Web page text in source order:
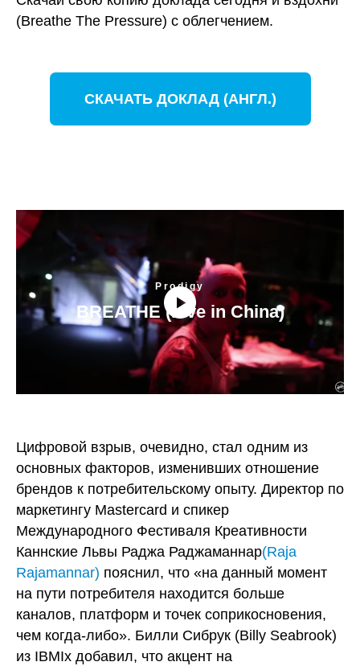
(Breathe The Pressure) с облегчением.
СКАЧАТЬ ДОКЛАД (АНГЛ.)
Prodigy
BREATHE (Live in China)
Цифровой взрыв, очевидно, стал одним из
основных факторов, изменивших отношение
брендов к потребительскому опыту. Директор по
маркетингу Mastercard и спикер
Международного Фестиваля Креативности
Каннские Львы Раджа Раджаманнар(Raja
Rajamannar) пояснил, что «на данный момент
на пути потребителя находится больше
каналов, платформ и точек соприкосновения,
чем когда-либо». Билли Сибрук (Billy Seabrook)
из IBMIx добавил, что акцент на